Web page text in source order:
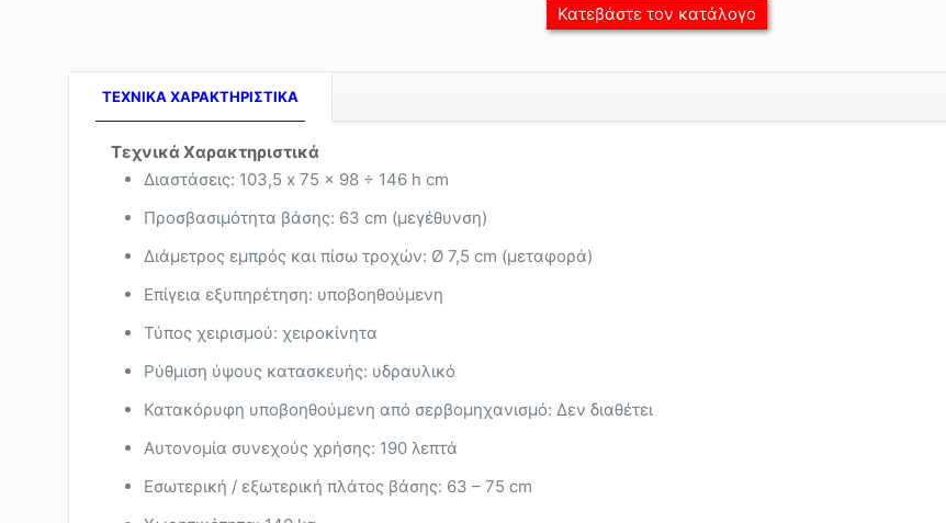
Κατεβάστε τον κατάλογο
TEXNIKA ΧΑΡΑΚΤΗΡΙΣΤΙΚΑ
Τεχνικά Χαρακτηριστικά
Διαστάσεις: 103,5 x 75 x 98 ÷ 146 h cm
Προσβασιμότητα βάσης: 63 cm (μεγέθυνση)
Διάμετρος εμπρός και πίσω τροχών: Ø 7,5 cm (μεταφορά)
Επίγεια εξυπηρέτηση: υποβοηθούμενη
Τύπος χειρισμού: χειροκίνητα
Ρύθμιση ύψους κατασκευής: υδραυλικό
Κατακόρυφη υποβοηθούμενη από σερβομηχανισμό: Δεν διαθέτει
Αυτονομία συνεχούς χρήσης: 190 λεπτά
Εσωτερική / εξωτερική πλάτος βάσης: 63 – 75 cm